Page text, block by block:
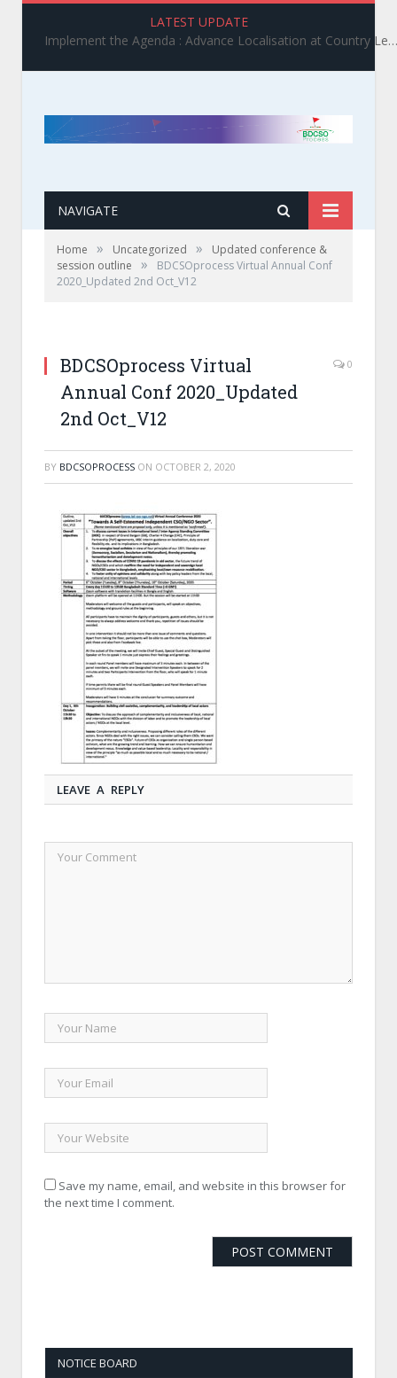
LATEST UPDATE
Implement the Agenda : Advance Localisation at Country Level_ BDCSO COAST 2025 Survey Report Findings on the Grand Bargain 3.0 Implementation
NAVIGATE
Home » Uncategorized »
Updated conference &
session outline
»
BDCSOprocess Virtual Annual Conf
2020_Updated 2nd Oct_V12
BDCSOprocess Virtual
Annual Conf 2020_Updated
2nd Oct_V12
0
BY BDCSOPROCESS ON OCTOBER 2, 2020
LEAVE A REPLY
Save my name, email, and website in this browser for
the next time I comment.
NOTICE BOARD